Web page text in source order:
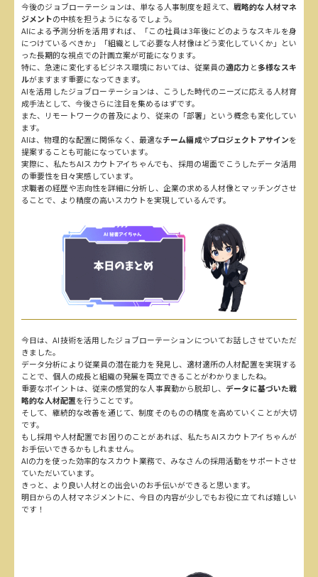
今後のジョブローテーションは、単なる人事制度を超えて、 戦略的な人材マネ
ジメントの中核を担うようになるでしょう。
AIによる予測分析を活用すれば、「この社員は3年後にどのようなスキルを身
につけているべきか」「組織として必要な人材像はどう変化していくか」とい
った長期的な視点での計画立案が可能になります。
特に、急速に変化するビジネス環境においては、従業員の適応力 と多様なスキ
ルがますます重要になってきます。
AIを活用したジョブローテーションは、こうした時代のニーズに応える人材育
成手法として、今後さらに注目を集めるはずです。
また、リモートワークの普及により、従来の「部署」という概念も変化してい
ます。
AIは、物理的な配置に関係なく、最適なチーム編成やプロジェクトアサインを
提案することも可能になっています。
実際に、私たちAIスカウトアイちゃんでも、採用の場面でこうしたデータ活用
の重要性を日々実感しています。
求職者の経歴や志向性を詳細に分析し、企業の求める人材像とマッチングさせ
ることで、より精度の高いスカウトを実現しているんです。
今日は、AI技術を活用したジョブローテーションについてお話しさせていただ
きました。
データ分析により従業員の潜在能力を発見し、適材適所の人材配置を実現する
ことで、個人の成長と組織の発展を両立できることがわかりましたね。
重要なポイントは、従来の感覚的な人事異動から脱却し、データに基づいた戦
略的な人材配置を行うことです。
そして、継続的な改善を通じて、制度そのものの精度を高めていくことが大切
です。
もし採用や人材配置でお困りのことがあれば、私たちAIスカウトアイちゃんが
お手伝いできるかもしれません。
AIの力を使った効率的なスカウト業務で、みなさんの採用活動をサポートさせ
ていただいています。
きっと、より良い人材との出会いのお手伝いができると思います。
明日からの人材マネジメントに、今日の内容が少しでもお役に立てれば嬉しい
です！